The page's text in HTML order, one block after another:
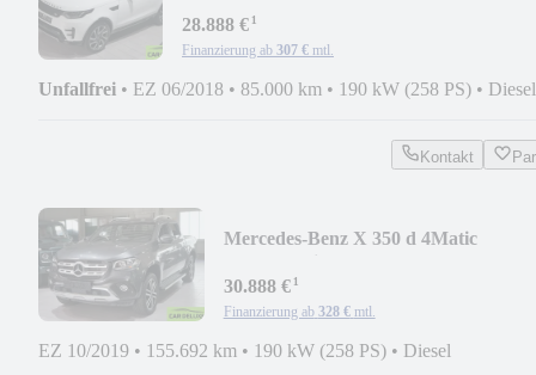
28.888 €¹
Finanzierung ab 307 € mtl.
Unfallfrei • EZ 06/2018 • 85.000 km • 190 kW (258 PS) • Diesel
Kontakt
Mercedes-Benz X 350 d 4Matic
POWER*LEDER*LED*360°
30.888 €¹
Finanzierung ab 328 € mtl.
EZ 10/2019 • 155.692 km • 190 kW (258 PS) • Diesel